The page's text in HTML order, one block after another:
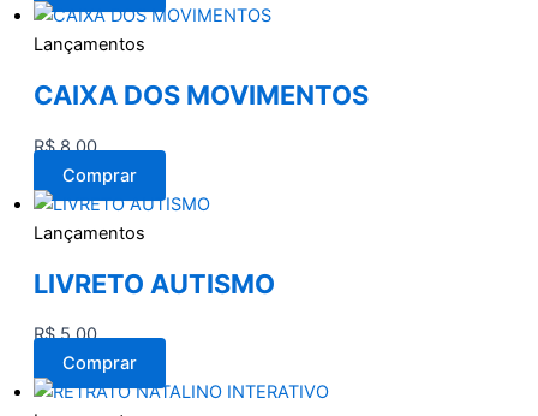
Lançamentos
CAIXA DOS MOVIMENTOS
R$8,00
Comprar
Lançamentos
LIVRETO AUTISMO
R$5,00
Comprar